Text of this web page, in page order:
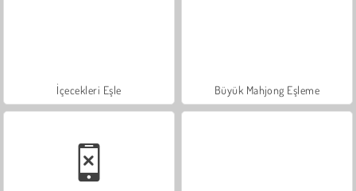
İçecekleri Eşle Büyük Mahjong Eşleme